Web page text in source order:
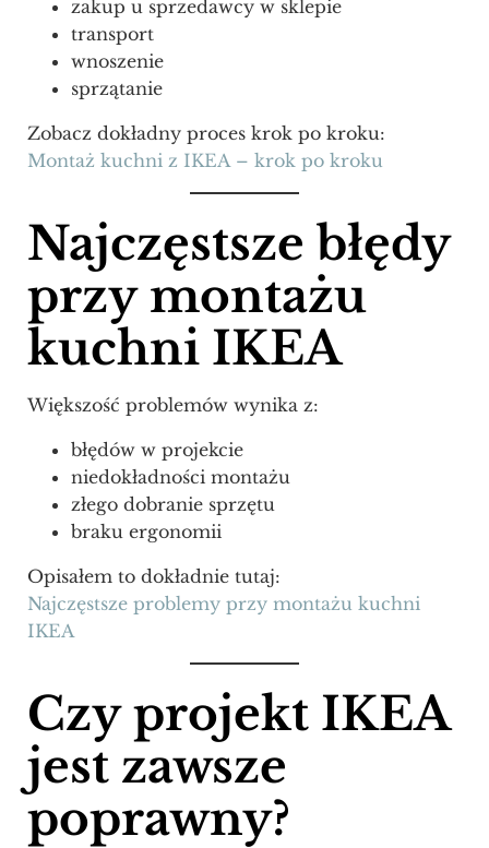
zakup u sprzedawcy w sklepie
transport
wnoszenie
sprzątanie
Zobacz dokładny proces krok po kroku:
Montaż kuchni z IKEA – krok po kroku
Najczęstsze błędy
przy montażu
kuchni IKEA
Większość problemów wynika z:
błędów w projekcie
niedokładności montażu
złego dobranie sprzętu
braku ergonomii
Opisałem to dokładnie tutaj:
Najczęstsze problemy przy montażu kuchni
IKEA
Czy projekt IKEA
jest zawsze
poprawny?